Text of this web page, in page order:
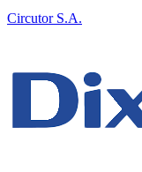
Circutor S.A.